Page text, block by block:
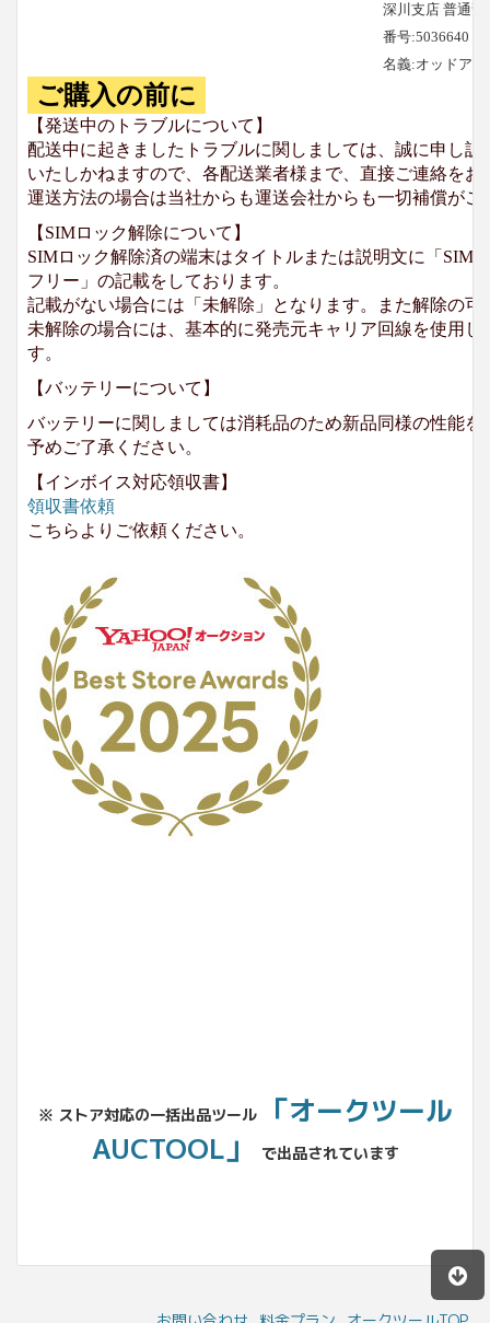
深川支店 普通預
番号:5036640
名義:オッドア
ご購入の前に
【発送中のトラブルについて】
配送中に起きましたトラブルに関しましては、誠に申し
いたしかねますので、各配送業者様まで、直接ご連絡を
運送方法の場合は当社からも運送会社からも一切補償がご
【SIMロック解除について】
SIMロック解除済の端末はタイトルまたは説明文に「SIM
フリー」の記載をしております。
記載がない場合には「未解除」となります。また解除の可
未解除の場合には、基本的に発売元キャリア回線を使用
す。
【バッテリーについて】
バッテリーに関しましては消耗品のため新品同様の性能
予めご了承ください。
【インボイス対応領収書】
領収書依頼
こちらよりご依頼ください。
※ ストア対応の一括出品ツール
「オークツール
AUCTOOL」
で出品されています